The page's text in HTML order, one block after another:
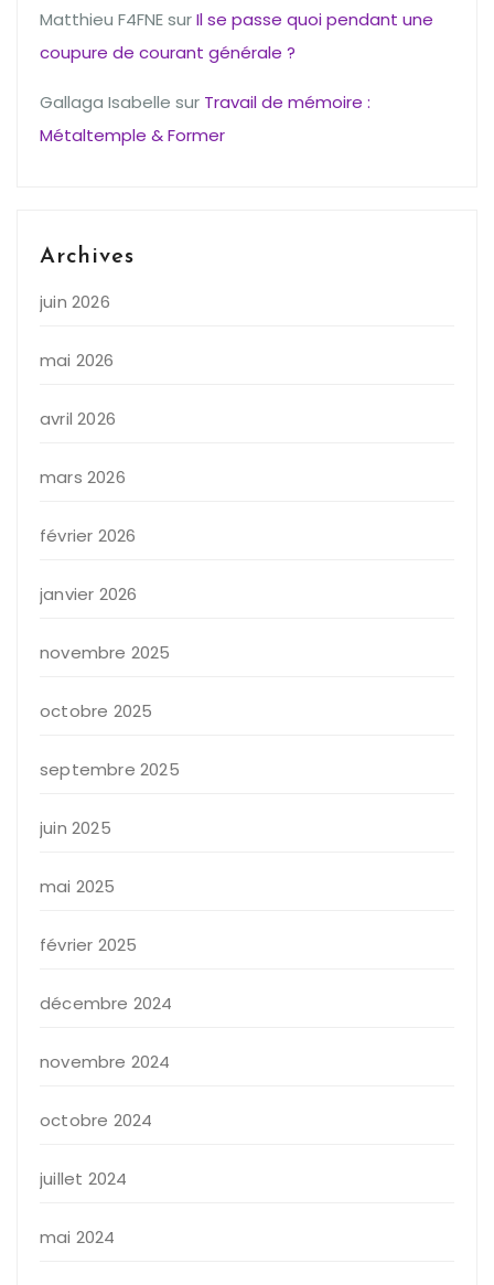
Matthieu F4FNEsurIl se passe quoi pendant une
coupure de courant générale ?
Gallaga Isabelle sur Travail de mémoire :
Métaltemple & Former
Archives
juin 2026
mai 2026
avril 2026
mars 2026
février 2026
janvier 2026
novembre 2025
octobre 2025
septembre 2025
juin 2025
mai 2025
février 2025
décembre 2024
novembre 2024
octobre 2024
juillet 2024
mai 2024